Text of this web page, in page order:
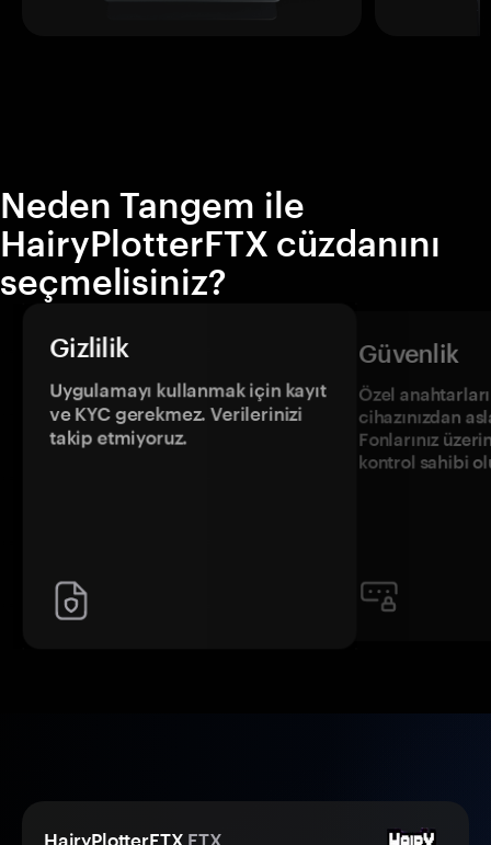
Neden Tangem ile
HairyPlotterFTX cüzdanını
seçmelisiniz?
Gizlilik
Uygulamayı kullanmak için kayıt
ve KYC gerekmez. Verilerinizi
takip etmiyoruz.
Güvenlik
Özel
cihazınızdan
Fonlarınız
kontrol sahibi
HairyPlotterFTX FTX